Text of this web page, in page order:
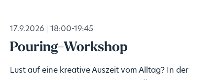
17.9.2026 18:00-19:45
Pouring-Workshop
Lust auf eine kreative Auszeit vom Alltag? In der